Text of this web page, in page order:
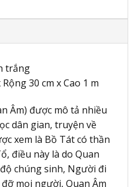
trắng
30 cm x Cao 1 m
Âm) được mô tả nhiều
dân gian, truyện về
xem là Bồ Tát có thần
điều này là do Quan
chúng sinh, Người đi
mọi người, Quan Âm